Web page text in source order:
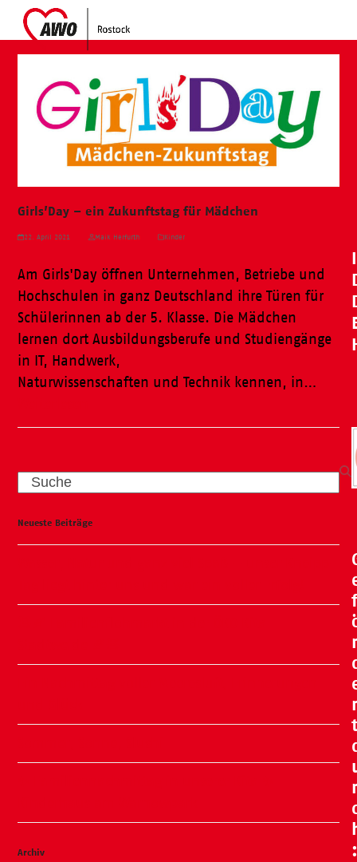
content
Open
mobile
menu
Close
mobile
menu
Girls’Day – ein Zukunftstag für Mädchen
22. April 2021 Maik Herfurth Kinder
Am Girls'Day öffnen Unternehmen, Betriebe und
Hochschulen in ganz Deutschland ihre Türen für
Schülerinnen ab der 5. Klasse. Die Mädchen
lernen dort Ausbildungsberufe und Studiengänge
in IT, Handwerk,
Naturwissenschaften und Technik kennen, in…
Search
Neueste Beiträge
Archiv
f
r
r
t
r
: